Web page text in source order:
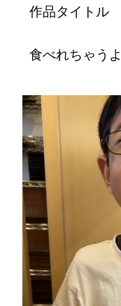
作品タイトル
食べれちゃう